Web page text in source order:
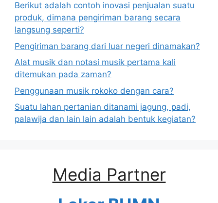
Berikut adalah contoh inovasi penjualan suatu
produk, dimana pengiriman barang secara
langsung seperti?
Pengiriman barang dari luar negeri dinamakan?
Alat musik dan notasi musik pertama kali
ditemukan pada zaman?
Penggunaan musik rokoko dengan cara?
Suatu lahan pertanian ditanami jagung, padi,
palawija dan lain lain adalah bentuk kegiatan?
Media Partner